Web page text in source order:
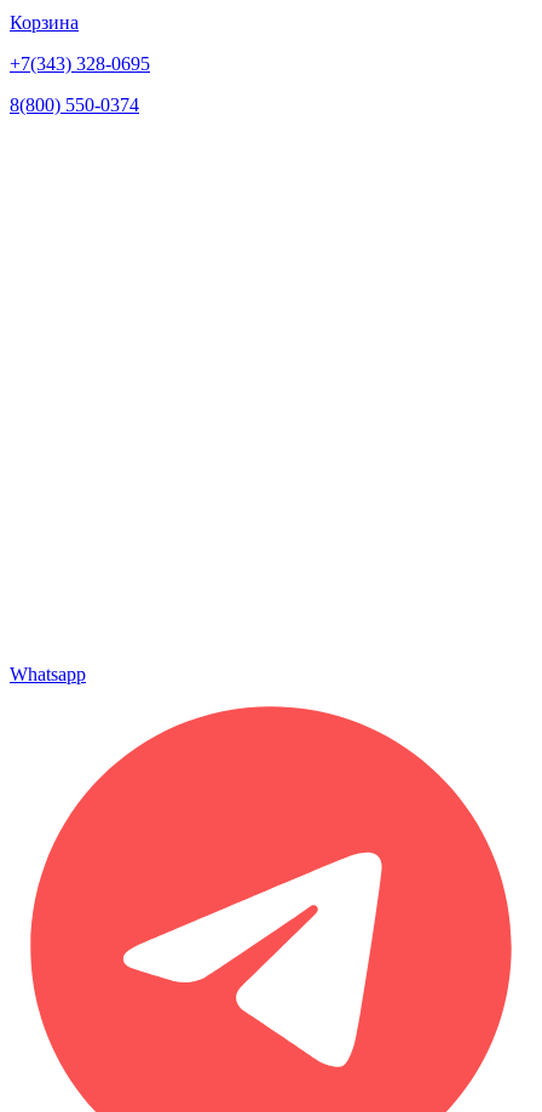
Корзина
+7(343) 328-0695
8(800) 550-0374
Whatsapp